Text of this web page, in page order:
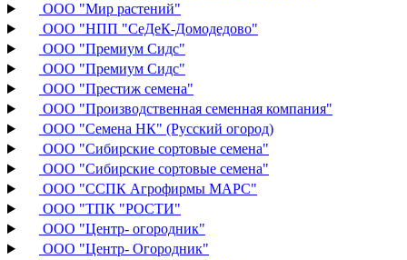
ООО "Мир растений"
ООО "НПП "СеДеК-Домодедово"
ООО "Премиум Сидс"
ООО "Премиум Сидс"
ООО "Престиж семена"
ООО "Производственная семенная компания"
ООО "Семена НК" (Русский огород)
ООО "Сибирские сортовые семена"
ООО "Сибирские сортовые семена"
ООО "ССПК Агрофирмы МАРС"
ООО "ТПК "РОСТИ"
ООО "Центр- огородник"
ООО "Центр- Огородник"